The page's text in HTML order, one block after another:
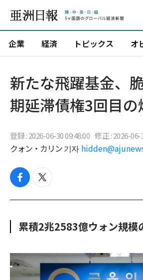
企業 経済 トピックス オ
新たな飛躍基金、
期延滞債権3回目
登録 : 2026-06-30 09:48:00 修正 : 2026-06-
クォン・カリン 기자
f
c
o
t
i
e
累積2兆2583億ウォン規模